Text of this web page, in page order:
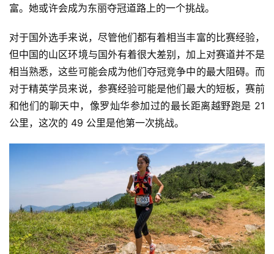
富。她或许会成为东丽夺冠道路上的一个挑战。
对于国外选手来说，尽管他们都有着相当丰富的比赛经验，
但中国的山区环境与国外有着很大差别，加上对赛道并不是
相当熟悉，这些可能会成为他们夺冠竞争中的最大阻碍。而
对于精英学员来说，参赛经验可能是他们最大的短板，赛前
和他们的聊天中，像罗灿华参加过的最长距离越野跑是 21
公里，这次的 49 公里是他第一次挑战。